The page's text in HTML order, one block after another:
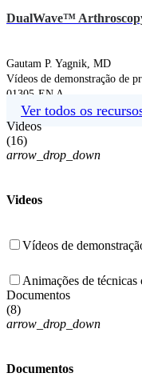
DualWave™
Gautam P. Yagnik, MD
Vídeos de demonstração de
01305-EN A
Ver todos os
Videos
(16)
arrow_drop_down
Videos
Vídeos de
Animações de
Documentos
(8)
arrow_drop_down
Documentos